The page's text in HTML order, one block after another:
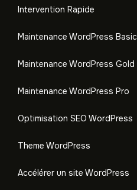
Intervention Rapide
Maintenance WordPress Basic
Maintenance WordPress Gold
Maintenance WordPress Pro
Optimisation SEO WordPress
Theme WordPress
Accélérer un site WordPress